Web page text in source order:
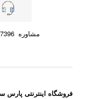
مشاوره
فروشگاه اینترنتی پارس